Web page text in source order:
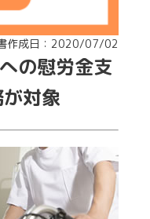
作成日：2020/07/02
の慰労金支
対象